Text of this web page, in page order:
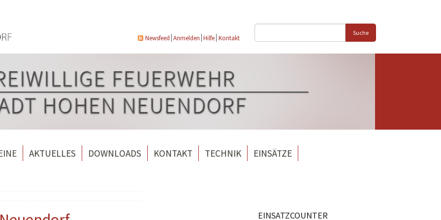
Newsfeed Anmelden Hilfe Kontakt
Suche
AKTUELLES DOWNLOADS KONTAKT TECHNIK EINSÄTZE
EINSATZCOUNTER